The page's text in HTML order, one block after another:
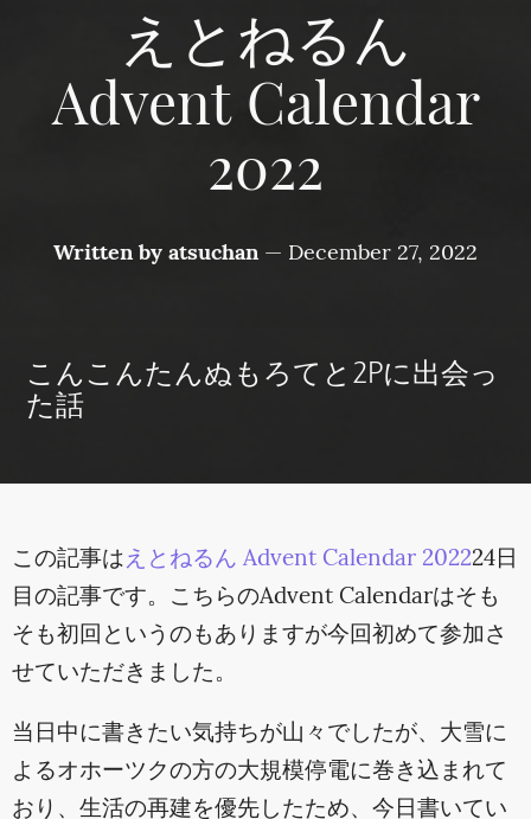
えとねるん
Advent Calendar
2022
Written byatsuchan — December 27, 2022
こんこんたんぬもろてと2Pに出会っ
た話
この記事はえとねるん Advent Calendar 202224日
目の記事です。こちらのAdvent Calendarはそも
そも初回というのもありますが今回初めて参加さ
せていただきました。
当日中に書きたい気持ちが山々でしたが、大雪に
よるオホーツクの方の大規模停電に巻き込まれて
おり、生活の再建を優先したため、今日書いてい